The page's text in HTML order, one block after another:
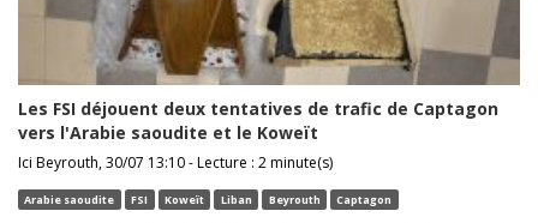
Les FSI déjouent deux tentatives de trafic de Captagon
vers l'Arabie saoudite et le Koweït
Ici Beyrouth, 30/07 13:10 - Lecture : 2 minute(s)
Arabie saoudite FSI Koweït Liban Beyrouth Captagon